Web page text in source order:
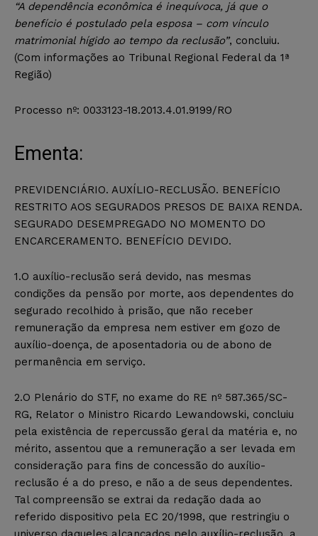
“A dependência econômica é inequívoca, já que o
benefício é postulado pela esposa – com vínculo
matrimonial hígido ao tempo da reclusão”, concluiu.
(Com informações ao Tribunal Regional Federal da 1ª
Região)
Processo nº: 0033123-18.2013.4.01.9199/RO
Ementa:
PREVIDENCIÁRIO. AUXÍLIO-RECLUSÃO. BENEFÍCIO
RESTRITO AOS SEGURADOS PRESOS DE BAIXA RENDA.
SEGURADO DESEMPREGADO NO MOMENTO DO
ENCARCERAMENTO. BENEFÍCIO DEVIDO.
1.O auxílio-reclusão será devido, nas mesmas
condições da pensão por morte, aos dependentes do
segurado recolhido à prisão, que não receber
remuneração da empresa nem estiver em gozo de
auxílio-doença, de aposentadoria ou de abono de
permanência em serviço.
2.O Plenário do STF, no exame do RE nº 587.365/SC-
RG, Relator o Ministro Ricardo Lewandowski, concluiu
pela existência de repercussão geral da matéria e, no
mérito, assentou que a remuneração a ser levada em
consideração para fins de concessão do auxílio-
reclusão é a do preso, e não a de seus dependentes.
Tal compreensão se extrai da redação dada ao
referido dispositivo pela EC 20/1998, que restringiu o